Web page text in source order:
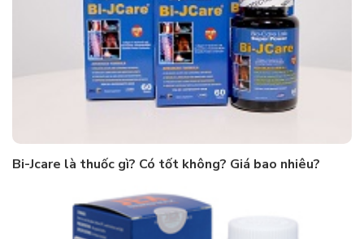
Bi-Jcare là thuốc gì? Có tốt không? Giá bao nhiêu?